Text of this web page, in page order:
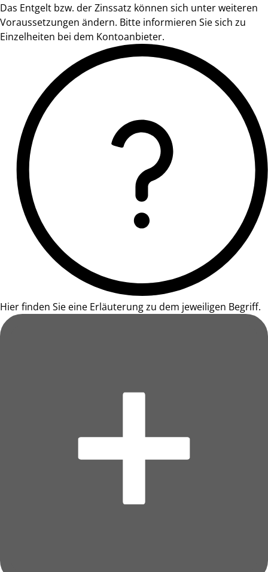
Das Entgelt bzw. der Zinssatz können sich unter weiteren
Voraussetzungen ändern. Bitte informieren Sie sich zu
Einzelheiten bei dem Kontoanbieter.
Hier finden Sie eine Erläuterung zu dem jeweiligen Begriff.